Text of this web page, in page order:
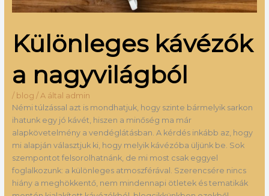
Különleges kávézók
a nagyvilágból
/ blog / A által admin
Némi túlzással azt is mondhatjuk, hogy szinte bármelyik sarkon
ihatunk egy jó kávét, hiszen a minőség ma már
alapkövetelmény a vendéglátásban. A kérdés inkább az, hogy
mi alapján választjuk ki, hogy melyik kávézóba üljünk be. Sok
szempontot felsorolhatnánk, de mi most csak eggyel
foglalkozunk: a különleges atmoszférával. Szerencsére nincs
hiány a meghökkentő, nem mindennapi ötletek és tematikák